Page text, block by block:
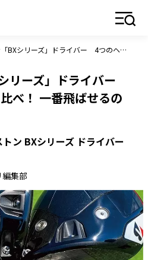
ブリヂストン「BXシリーズ」ドライバー 4つのヘッドを打ち比べ！ 一番飛ばせるのはどれ？
リーズ」ドライバー
べ！ 一番飛ばせるの
ン BXシリーズ ドライバー
集部